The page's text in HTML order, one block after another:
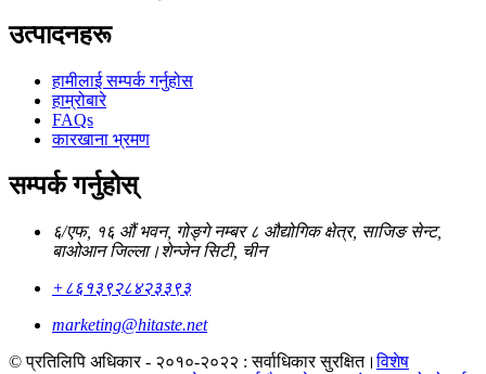
उत्पादनहरू
हामीलाई सम्पर्क गर्नुहोस
हाम्रोबारे
FAQs
कारखाना भ्रमण
सम्पर्क गर्नुहोस्
६/एफ, १६ औं भवन, गोङ्गे नम्बर ८ औद्योगिक क्षेत्र, साजिङ सेन्ट,
बाओआन जिल्ला।शेन्जेन सिटी, चीन
+८६१३९२८४२३३९३
marketing@hitaste.net
© प्रतिलिपि अधिकार - २०१०-२०२२ : सर्वाधिकार सुरक्षित।विशेष